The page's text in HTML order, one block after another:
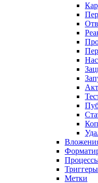
Триггеры
Метки